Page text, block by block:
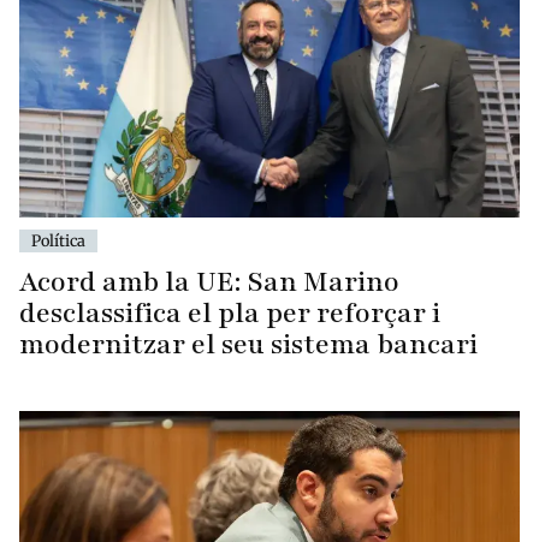
Política
Acord amb la UE: San Marino
desclassifica el pla per reforçar i
modernitzar el seu sistema bancari